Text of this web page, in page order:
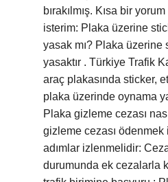
bırakılmış. Kısa bir
isterim: Plaka üzerine
yasak mı? Plaka üzerine
yasaktır . Türkiye Trafik
araç plakasında sticker,
plaka üzerinde oynama
Plaka gizleme cezası
gizleme cezası ödenmek
adımlar izlenmelidir:
durumunda ek cezalarla